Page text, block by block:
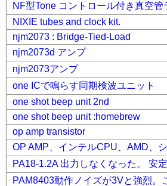
NF型Tone コントロール付き真空
NIXIE tubes and clock kit.
njm2073 : Bridge-Tied-Load
njm2073d アンプ
njm2073アンプ
one ICで鳴らす同期検波ユニット
one shot beep unit 2nd
one shot beep unit :homebrew
op amp transistor
OP AMP、インテルCPU、AMD、
PA18-1.2A 出力しなくなった。 安
PAM8403動作ノイズが3Vと強烈。